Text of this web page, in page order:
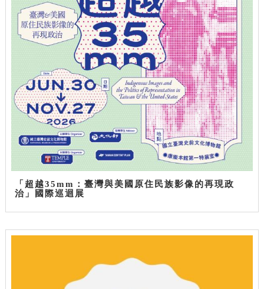
「超越35mm：臺灣與美國原住民族影像的再現政
治」國際巡迴展